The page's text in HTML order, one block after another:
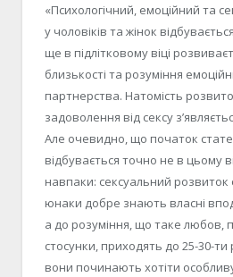
«Психологічний, емоційний та
у чоловіків та жінок
ще в підлітковому віці
близькості та розуміння
партнерства. Натомість
задоволення від сексу
Але очевидно, що початок
відбувається точно не в цьому
навпаки: сексуальний розвиток
юнаки добре знають власні
а до розуміння, що таке любов,
стосунки, приходять до 25-30-ти
вони починають хотіти